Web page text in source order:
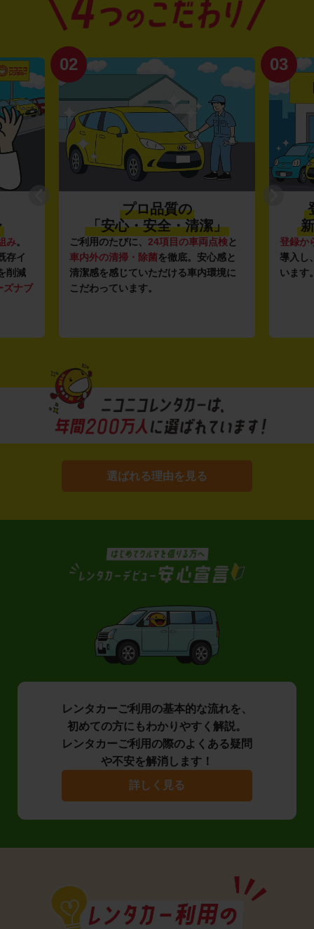
み。
存イ
削減
ズナブ
02
プロ品質の
「安心・安全・清潔」
ご利用のたびに、 24項目の車両点検と
車内外の清掃・除菌を徹底。安心感と
清潔感を感じていただける車内環境に
こだわっています。
03
登録か
導入し
います
選ばれる理由を見る
レンタカーご利用の基本的な流れを、
初めての方にもわかりやすく解説。
レンタカーご利用の際のよくある疑問
や不安を解消します！
詳しく見る